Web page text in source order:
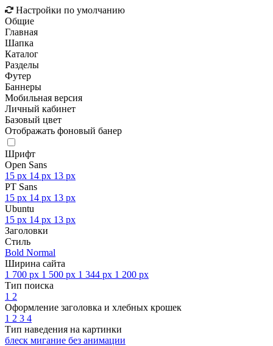
Настройки по умолчанию
Общие
Главная
Шапка
Каталог
Разделы
Футер
Баннеры
Мобильная версия
Личный кабинет
Базовый цвет
Отображать фоновый банер
Шрифт
Open Sans
15 px 14 px 13 px
PT Sans
15 px 14 px 13 px
Ubuntu
15 px 14 px 13 px
Заголовки
Стиль
Bold Normal
Ширина сайта
1 700 px 1 500 px 1 344 px 1 200 px
Тип поиска
1 2
Оформление заголовка и хлебных крошек
1 2 3 4
Тип наведения на картинки
блеск мигание без анимации